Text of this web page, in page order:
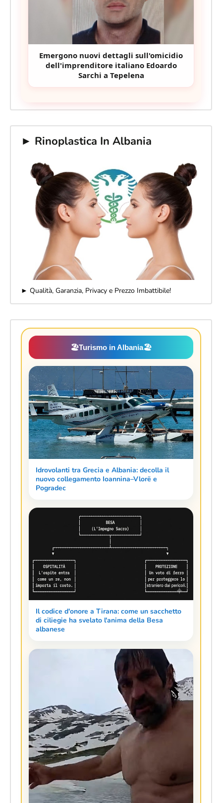
Emergono nuovi dettagli sull'omicidio
dell'imprenditore italiano Edoardo
Sarchi a Tepelena
► Rinoplastica In Albania
► Qualità, Garanzia, Privacy e Prezzo Imbattibile!
🏖️Turismo in Albania🏖️
Idrovolanti tra Grecia e Albania: decolla il
nuovo collegamento Ioannina–Vlorë e
Pogradec
Il codice d'onore a Tirana: come un sacchetto
di ciliegie ha svelato l'anima della Besa
albanese